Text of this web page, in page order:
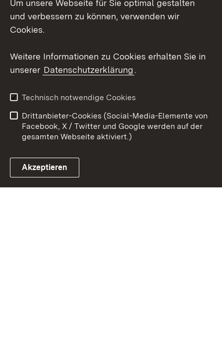
Social Wall
Link zum Landesportal
Barrierefreiheit
Benutzungshinweise
Impressum
Cookies
Um unsere Webseite für Sie optimal gestalten
und verbessern zu können, verwenden wir
Cookies.
Weitere Informationen zu Cookies erhalten Sie in
unserer Datenschutzerklärung.
Technisch notwendige Cookies
Drittanbieter-Cookies (Social-Media-Elemente von
Facebook, X / Twitter und Google werden auf der
gesamten Webseite aktiviert.)
Akzeptieren